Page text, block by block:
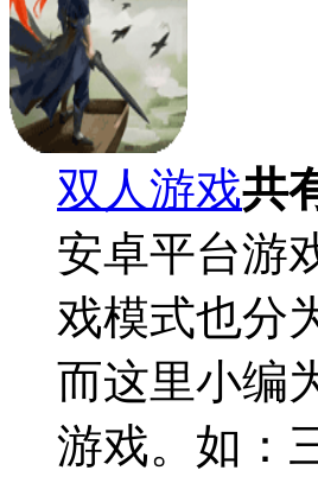
双人游戏共
安卓平台游
戏模式也分
而这里小编
游戏。如：